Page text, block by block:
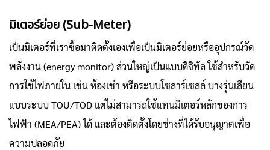
มิเตอร์ย่อย (Sub-Meter)
เป็นมิเตอร์ที่เราซื้อมาติดตั้งเองเพื่อเป็นมิเตอร์ย่อยหรืออุปกรณ์วัด
พลังงาน (energy monitor) ส่วนใหญ่เป็นแบบดิจิทัล ใช้สำหรับวัด
การใช้ไฟภายใน เช่น ห้องเช่า หรือระบบโซลาร์เซลล์ บางรุ่นเลียน
แบบระบบ TOU/TOD แต่ไม่สามารถใช้แทนมิเตอร์หลักของการ
ไฟฟ้า (MEA/PEA) ได้ และต้องติดตั้งโดยช่างที่ได้รับอนุญาตเพื่อ
ความปลอดภัย